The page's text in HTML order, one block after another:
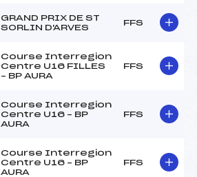
GRAND PRIX DE ST
SORLIN D'ARVES
FFS
Course Interregion
Centre U16 FILLES
– BP AURA
FFS
Course Interregion
Centre U16 – BP
AURA
FFS
Course Interregion
Centre U16 – BP
AURA
FFS